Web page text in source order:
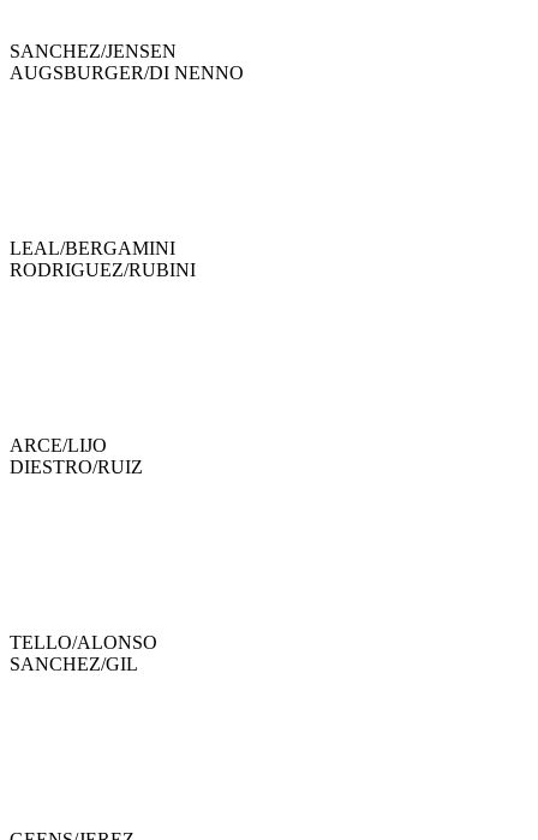
SANCHEZ/JENSEN
AUGSBURGER/DI NENNO
LEAL/BERGAMINI
RODRIGUEZ/RUBINI
ARCE/LIJO
DIESTRO/RUIZ
TELLO/ALONSO
SANCHEZ/GIL